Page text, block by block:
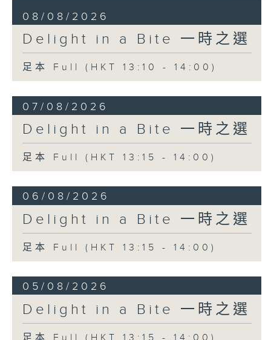
Wolfgang Amadeus Mozart
Romance from Piano Concerto No.
20 in D minor, K.466
Seong-Jin Cho (piano)
Chamber Orchestra of Europe
Yannick Nézet-Séguin (conductor)
David Popper
Mazurka, Op. 11 No. 3
08/08/2026
Delight in a Bite 一時之選
足本 Full (HKT 13:10 - 14:00)
07/08/2026
Delight in a Bite 一時之選
足本 Full (HKT 13:15 - 14:00)
06/08/2026
Delight in a Bite 一時之選
足本 Full (HKT 13:15 - 14:00)
05/08/2026
Delight in a Bite 一時之選
足本 Full (HKT 13:15 - 14:00)